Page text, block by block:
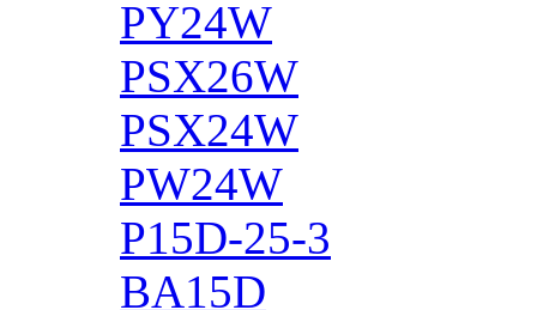
PY24W
PSX26W
PSX24W
PW24W
P15D-25-3
BA15D